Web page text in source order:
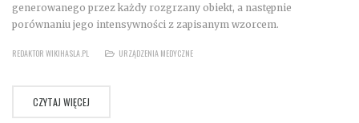
generowanego przez każdy rozgrzany obiekt, a następnie
porównaniu jego intensywności z zapisanym wzorcem.
REDAKTOR WIKIHASLA.PL URZĄDZENIA MEDYCZNE
CZYTAJ WIĘCEJ